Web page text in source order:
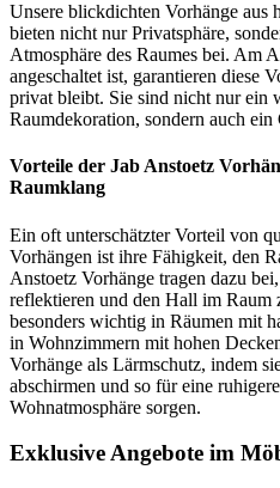
Unsere blickdichten Vorhänge aus
bieten nicht nur Privatsphäre,
Atmosphäre des Raumes bei. Am
angeschaltet ist, garantieren diese
privat bleibt. Sie sind nicht nur ein
Raumdekoration, sondern auch
Vorteile der Jab Anstoetz
Raumklang
Ein oft unterschätzter Vorteil von
Vorhängen ist ihre Fähigkeit, den
Anstoetz Vorhänge tragen dazu
reflektieren und den Hall im Raum
besonders wichtig in Räumen mit
in Wohnzimmern mit hohen
Vorhänge als Lärmschutz, indem
abschirmen und so für eine
Wohnatmosphäre sorgen.
Exklusive Angebote im